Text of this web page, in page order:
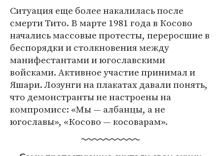
Ситуация еще более накалилась после
смерти Тито. В марте 1981 года в Косово
начались массовые протесты, переросшие в
беспорядки и столкновения между
манифестантами и югославскими
войсками. Активное участие принимал и
Яшари. Лозунги на плакатах давали понять,
что демонстранты не настроены на
компромисс: «Мы — албанцы, а не
югославы», «Косово — косоварам».